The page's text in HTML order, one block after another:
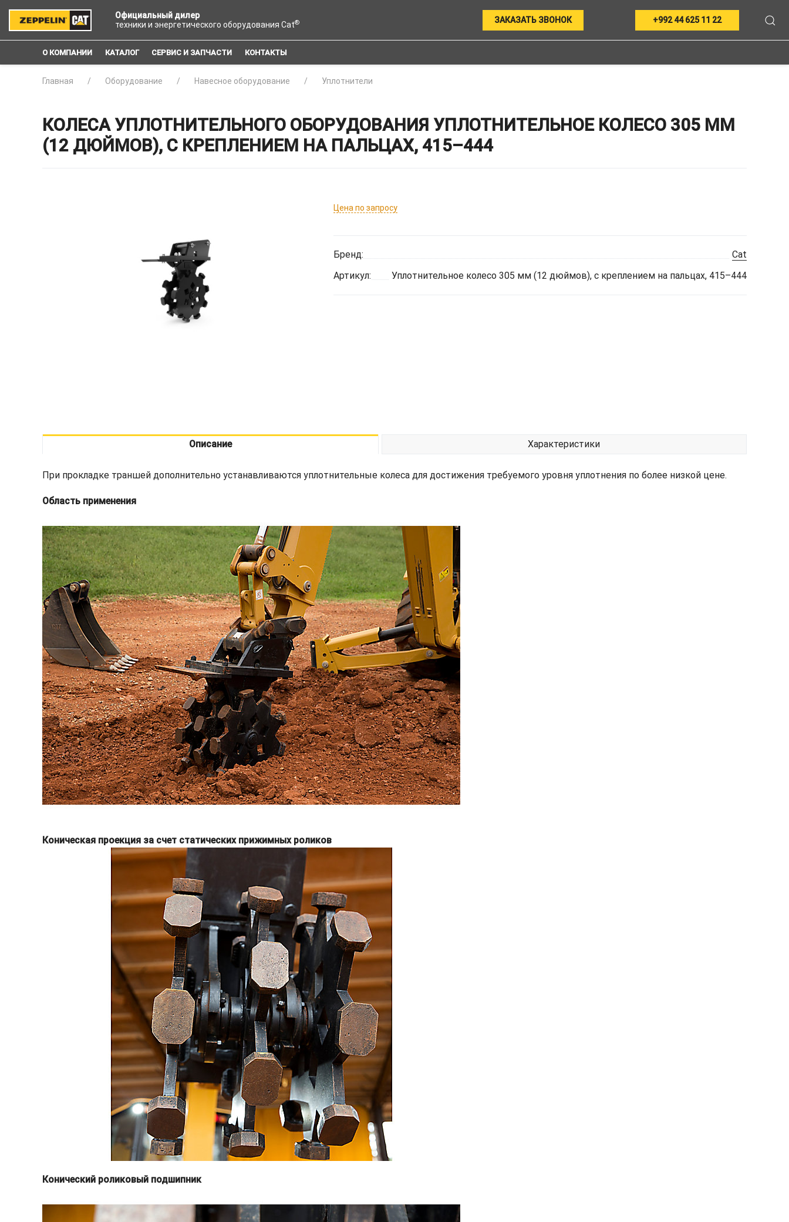
Официальный дилер
техники и энергетического оборудования Cat® ЗАКАЗАТЬ ЗВОНОК +992 44 625 11 22
О КОМПАНИИ КАТАЛОГ СЕРВИС И ЗАПЧАСТИ КОНТАКТЫ
Главная Оборудование Навесное оборудование Уплотнители
КОЛЕСА УПЛОТНИТЕЛЬНОГО ОБОРУДОВАНИЯ УПЛОТНИТЕЛЬНОЕ КОЛЕСО 305 ММ
(12 ДЮЙМОВ), С КРЕПЛЕНИЕМ НА ПАЛЬЦАХ, 415–444
Цена по запросу
Бренд:
Cat
Артикул:
Уплотнительное колесо 305 мм (12 дюймов), с креплением на пальцах, 415–444
Описание Характеристики
При прокладке траншей дополнительно устанавливаются уплотнительные колеса для достижения требуемого уровня уплотнения по более низкой цене.
Область применения
Коническая проекция за счет статических прижимных роликов
Конический роликовый подшипник